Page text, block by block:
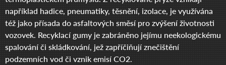
například hadice, pneumatiky, těsnění, izolace, je využívána
též jako přísada do asfaltových směsí pro zvýšení životnosti
vozovek. Recyklací gumy je zabráněno jejímu neekologickému
spalování či skládkování, jež zapříčiňují znečištění
podzemních vod či vznik emisí CO2.